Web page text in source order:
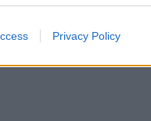
Privacy Policy
και στην Πάρο κατά